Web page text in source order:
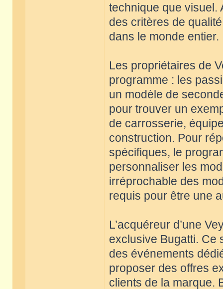
technique que visuel.
des critères de
dans le monde entier.
Les propriétaires de
programme : les
un modèle de
pour trouver un
de carrosserie,
construction. Pour
spécifiques, le
personnaliser les
irréprochable des
requis pour être une
L’acquéreur d’une
exclusive Bugatti. Ce
des événements
proposer des offres
clients de la marque.